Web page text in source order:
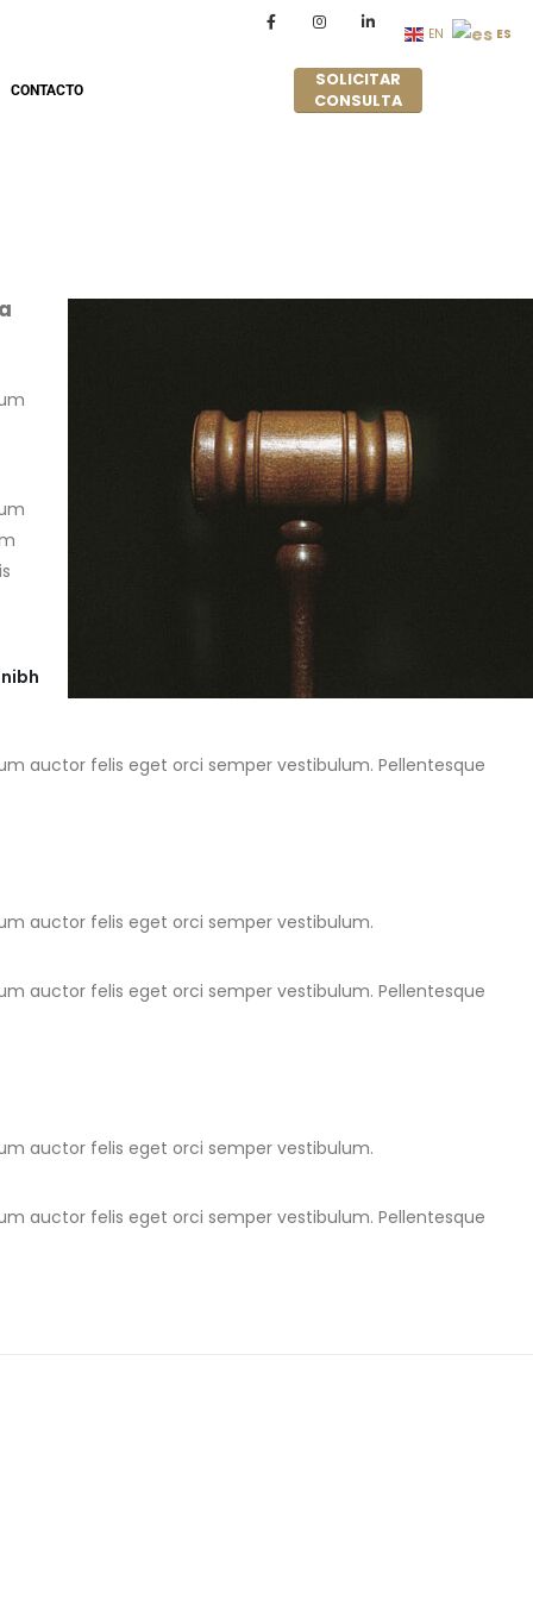
CONTACTO
SOLICITAR
CONSULTA
auctor felis eget orci semper vestibulum. Pellentesque
auctor felis eget orci semper vestibulum.
auctor felis eget orci semper vestibulum. Pellentesque
auctor felis eget orci semper vestibulum.
auctor felis eget orci semper vestibulum. Pellentesque
EN ES